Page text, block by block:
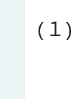
(１)